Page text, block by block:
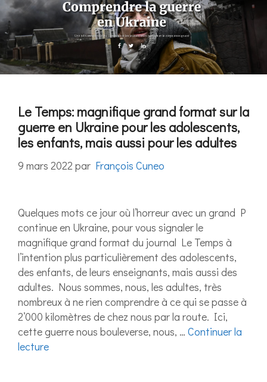
Le Temps: magnifique grand format sur la
guerre en Ukraine pour les adolescents,
les enfants, mais aussi pour les adultes
9 mars 2022par François Cuneo
Quelques mots ce jour où l’horreur avec un grand P
continue en Ukraine, pour vous signaler le
magnifique grand format du journal Le Temps à
l’intention plus particulièrement des adolescents,
des enfants, de leurs enseignants, mais aussi des
adultes. Nous sommes, nous, les adultes, très
nombreux à ne rien comprendre à ce qui se passe à
2’000 kilomètres de chez nous par la route. Ici,
cette guerre nous bouleverse, nous, … Continuer la
lecture